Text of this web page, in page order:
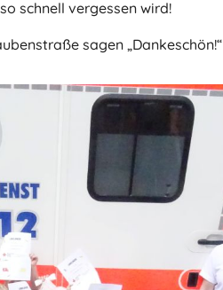
schnell vergessen wird!
sagen „Dankeschön!“